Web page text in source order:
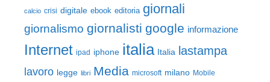
calcio crisi digitale ebook editoria giornali
giornalismo giornalisti google informazione
Internet ipad iphone italia Italia lastampa
lavoro legge libri Media microsoft milano Mobile